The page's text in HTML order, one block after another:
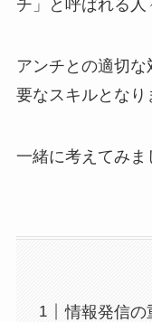
チ」と呼ばれる人
アンチとの適切
要なスキルとなり
一緒に考えてみま
情報発信の